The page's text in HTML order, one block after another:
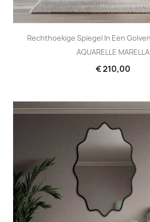
Rechthoekige Spiegel In Een
AQUARELLE MARELLA
€ 210,00